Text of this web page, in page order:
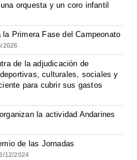
orquesta y un coro infantil
Primera Fase del Campeonato
2026
de la adjudicación de
culturales, sociales y
para cubrir sus gastos
la actividad Andarines
de las Jornadas
12/2024